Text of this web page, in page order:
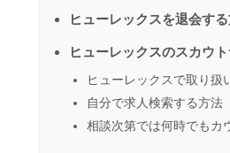
ヒューレックスを退会す
ヒューレックスのスカウ
ヒューレックスで取り扱
自分で求人検索する方法
相談次第では何時でもカ